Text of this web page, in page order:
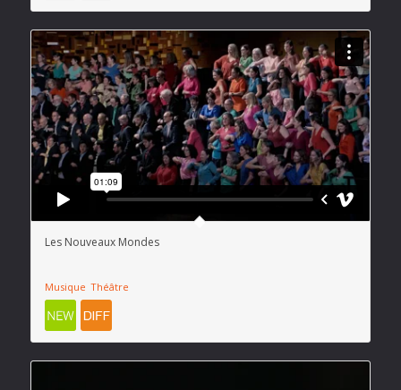
Les Nouveaux Mondes
Musique Théâtre